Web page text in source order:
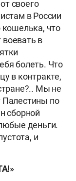
своего
в России
кошелька, что
в
болеть. Что
в контракте,
Мы не
Палестины по
сборной
деньги.
и